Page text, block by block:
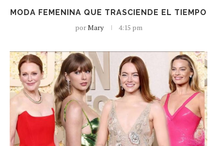
MODA FEMENINA QUE TRASCIENDE EL TIEMPO
porMary 4:15 pm